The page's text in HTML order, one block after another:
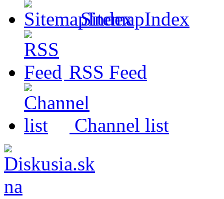
SitemapIndex
RSS Feed
Channel list